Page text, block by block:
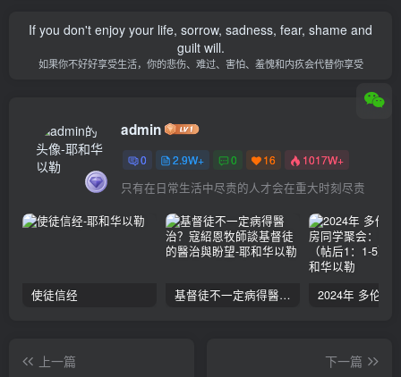
If you don't enjoy your life, sorrow, sadness, fear, shame and
guilt will.
如果你不好好享受生活，你的悲伤、难过、害怕、羞愧和内疚会代替你享受
admin
0 2.9W+ 0 16 1017W+
只有在日常生活中尽责的人才会在重大时刻尽责
使徒信经 基督徒不一定病得醫治？寇紹恩牧師談基督徒的醫治與盼望
上一篇
下一篇